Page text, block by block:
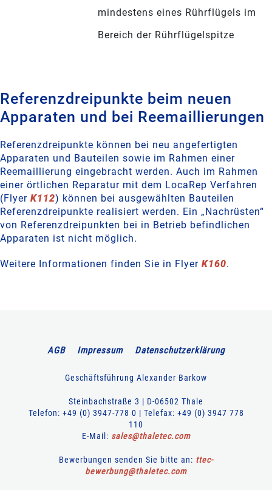
mindestens eines Rührflügels im
Bereich der Rührflügelspitze
Referenzdreipunkte beim neuen
Apparaten und bei Reemaillierungen
Referenzdreipunkte können bei neu angefertigten
Apparaten und Bauteilen sowie im Rahmen einer
Reemaillierung eingebracht werden. Auch im Rahmen
einer örtlichen Reparatur mit dem LocaRep Verfahren
(Flyer K112) können bei ausgewählten Bauteilen
Referenzdreipunkte realisiert werden. Ein „Nachrüsten“
von Referenzdreipunkten bei in Betrieb befindlichen
Apparaten ist nicht möglich.
Weitere Informationen finden Sie in Flyer K160.
AGB Impressum Datenschutzerklärung
Geschäftsführung Alexander Barkow
Steinbachstraße 3 | D-06502 Thale
Telefon: +49 (0) 3947-778 0 | Telefax: +49 (0) 3947 778
110
E-Mail: sales@thaletec.com
Bewerbungen senden Sie bitte an: ttec-
bewerbung@thaletec.com